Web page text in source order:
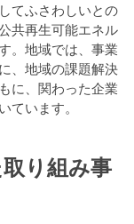
てふさわしいとの
共再生可能エネル
。地域では、事業
、地域の課題解決
に、関わった企業
ています。
り組み事